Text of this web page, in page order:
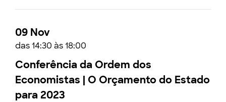
09 Nov
das 14:30 às 18:00
Conferência da Ordem dos
Economistas | O Orçamento do Estado
para 2023